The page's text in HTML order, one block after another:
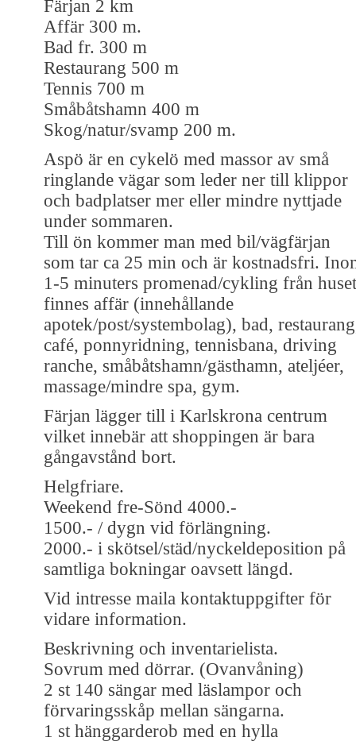
Färjan 2 km
Affär 300 m.
Bad fr. 300 m
Restaurang 500 m
Tennis 700 m
Småbåtshamn 400 m
Skog/natur/svamp 200 m.
Aspö är en cykelö med massor av små
ringlande vägar som leder ner till klippor
och badplatser mer eller mindre nyttjade
under sommaren.
Till ön kommer man med bil/vägfärjan
som tar ca 25 min och är kostnadsfri.
1-5 minuters promenad/cykling från huset
finnes affär (innehållande
apotek/post/systembolag), bad,
café, ponnyridning, tennisbana, driving
ranche, småbåtshamn/gästhamn, ateljéer,
massage/mindre spa, gym.
Färjan lägger till i Karlskrona centrum
vilket innebär att shoppingen är bara
gångavstånd bort.
Helgfriare.
Weekend fre-Sönd 4000.-
1500.- / dygn vid förlängning.
2000.- i skötsel/städ/nyckeldeposition på
samtliga bokningar oavsett längd.
Vid intresse maila kontaktuppgifter för
vidare information.
Beskrivning och inventarielista.
Sovrum med dörrar. (Ovanvåning)
2 st 140 sängar med läslampor och
förvaringsskåp mellan sängarna.
1 st hänggarderob med en hylla